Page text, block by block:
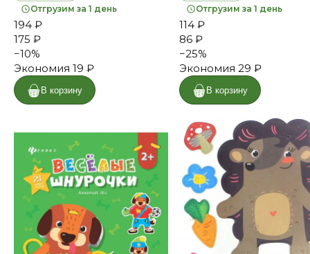
Отгрузим за 1 день
194 ₽
175 ₽
−10%
Экономия 19 ₽
В корзину
Отгрузим за 1 день
114 ₽
86 ₽
−25%
Экономия 29 ₽
В корзину